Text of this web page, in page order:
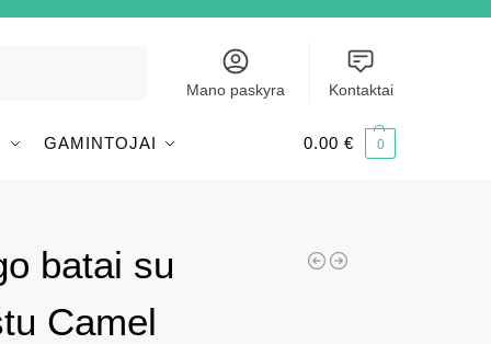
Mano paskyra Kontaktai
GAMINTOJAI 0.00 € 0
batai su
Camel